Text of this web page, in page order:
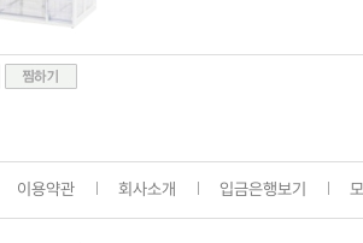
이용약관 회사소개 입금은행보기